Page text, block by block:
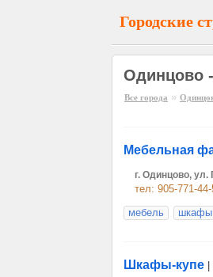
Городские
Одинцово
Все города »
Мебельная
г. Одинцово,
тел: 905-771-
мебель
шкафы
Шкафы-купе